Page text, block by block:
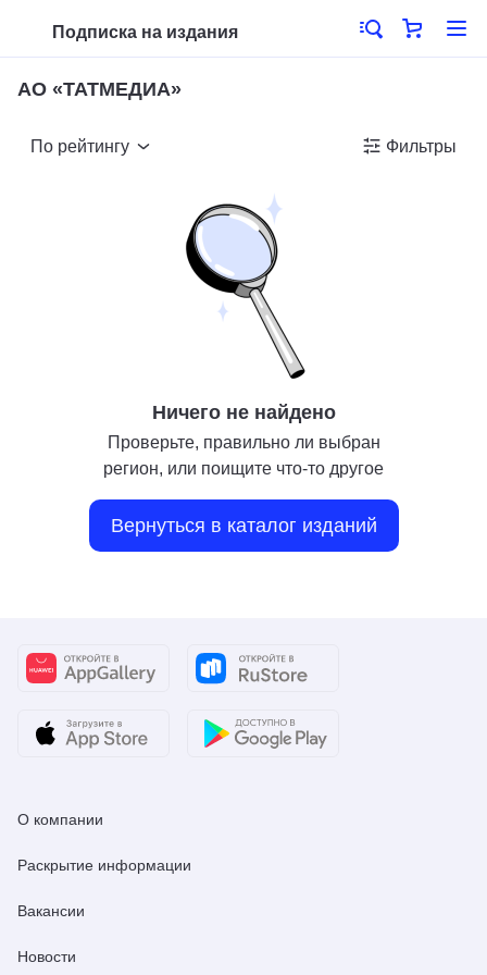
Подписка на издания
АО «ТАТМЕДИА»
По рейтингу Фильтры
Ничего не найдено
Проверьте, правильно ли выбран
регион, или поищите что-то другое
Вернуться в каталог изданий
О компании
Раскрытие информации
Вакансии
Новости